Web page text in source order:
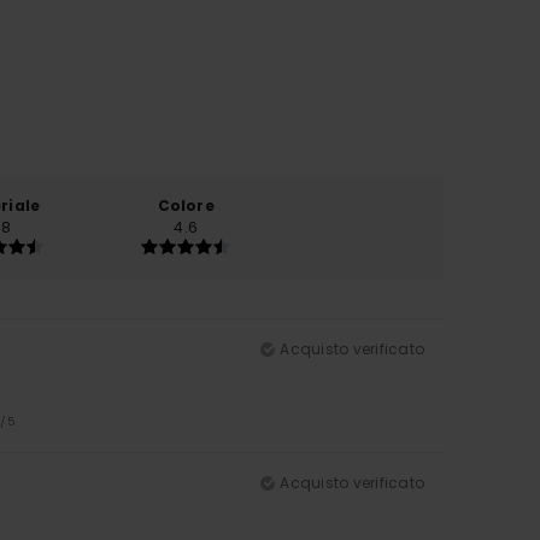
Colore
4.6
Acquisto verificato
/5
Acquisto verificato